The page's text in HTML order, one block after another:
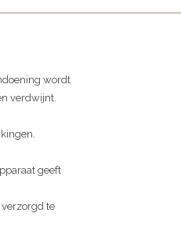
wordt
verdwijnt.
geeft
te